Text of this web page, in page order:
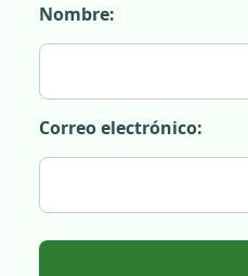
Nombre:
Correo electrónico: